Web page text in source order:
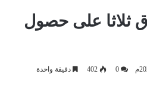
ثلاثا على حصول
0
402 دقيقة واحدة